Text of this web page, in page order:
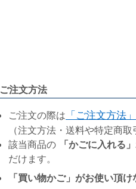
ご注文方法
ご注文の際は 「ご注文方法」
（注文方法・送料や特定商
該当商品の
「かごに入れる
だけます。
「買い物かご」がお使い頂